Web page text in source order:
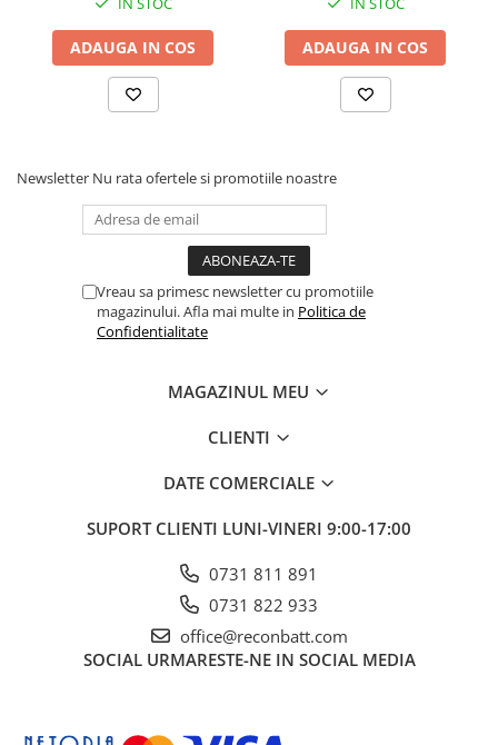
ADAUGA IN COS ADAUGA IN COS
Newsletter Nu rata ofertele si promotiile noastre
Vreau sa primesc newsletter cu promotiile
magazinului. Afla mai multe in Politica de
Confidentialitate
MAGAZINUL MEU
CLIENTI
DATE COMERCIALE
SUPORT CLIENTI LUNI-VINERI 9:00-17:00
0731 811 891
0731 822 933
office@reconbatt.com
SOCIAL URMARESTE-NE IN SOCIAL MEDIA